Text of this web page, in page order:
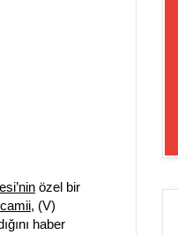
özel bir
camii, (V)
haber